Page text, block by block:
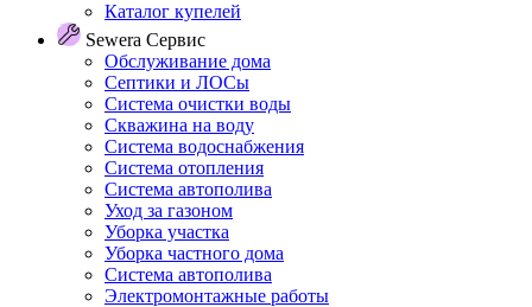
Каталог купелей
Sewera Сервис
Обслуживание дома
Септики и ЛОСы
Система очистки воды
Скважина на воду
Система водоснабжения
Система отопления
Система автополива
Уход за газоном
Уборка участка
Уборка частного дома
Система автополива
Электромонтажные работы